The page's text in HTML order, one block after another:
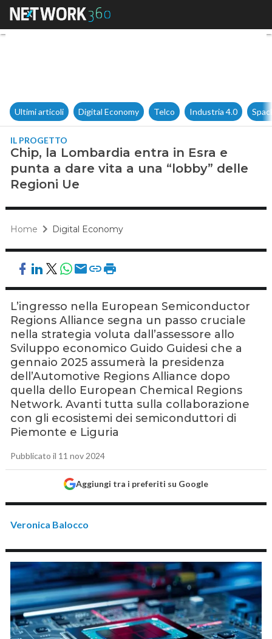
Chip, la Lombardia entra in
Ultimi articoli Digital Economy Telco Industria 4.0
IL PROGETTO
Chip, la Lombardia entra in Esra e
punta a dare vita a una “lobby” delle
Regioni Ue
Home Digital Economy
L’ingresso nella European Semiconductor
Regions Alliance segna un passo cruciale
nella strategia voluta dall’assessore allo
Sviluppo economico Guido Guidesi che a
gennaio 2025 assumerà la presidenza
dell’Automotive Regions Alliance dopo
quella dello European Chemical Regions
Network. Avanti tutta sulla collaborazione
con gli ecosistemi dei semiconduttori di
Piemonte e Liguria
Pubblicato il 11 nov 2024
Aggiungi tra i preferiti su Google
Veronica Balocco